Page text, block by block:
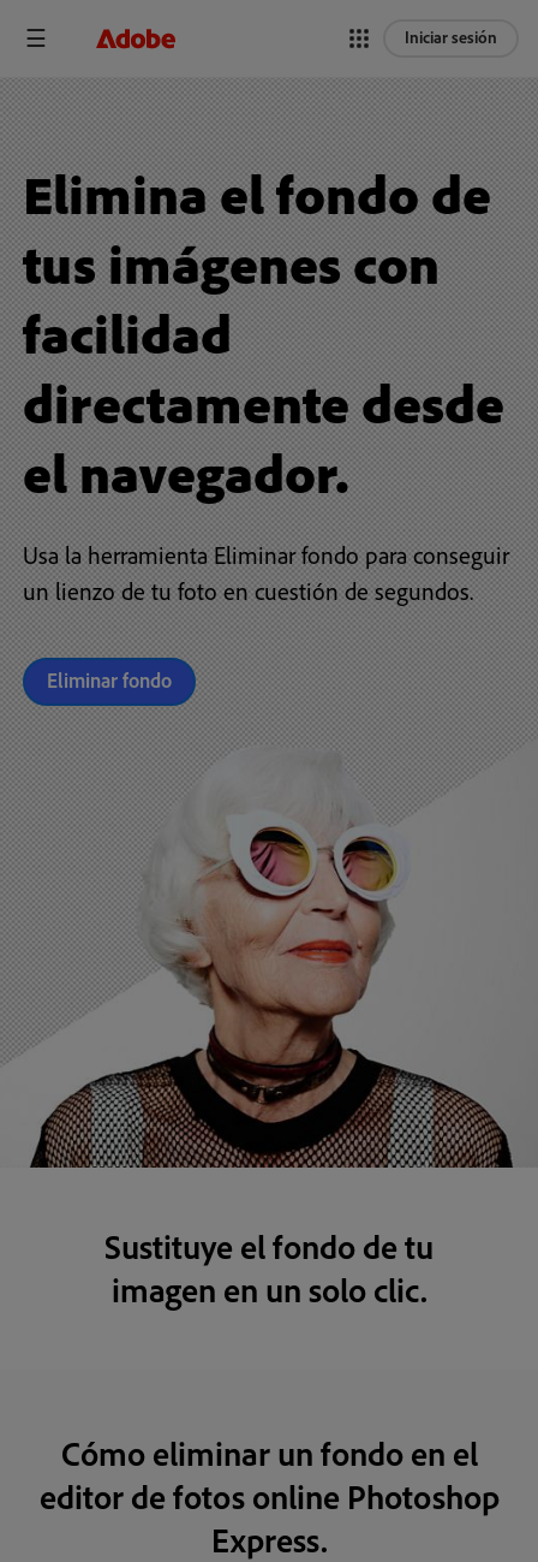
Iniciar sesión
Elimina el fondo de
tus imágenes con
facilidad
directamente desde
el navegador.
Usa la herramienta Eliminar fondo para conseguir
un lienzo de tu foto en cuestión de segundos.
Eliminar fondo
Sustituye el fondo de tu
imagen en un solo clic.
Cómo eliminar un fondo en el
editor de fotos online Photoshop
Express.